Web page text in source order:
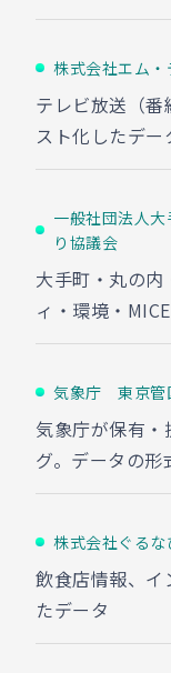
株式会社エム・
テレビ放送（
スト化したデー
一般社団法人
り協議会
大手町・丸の
ィ・環境・
気象庁 東京管
気象庁が保有
グ。データの
株式会社ぐるな
飲食店情報、
たデータ